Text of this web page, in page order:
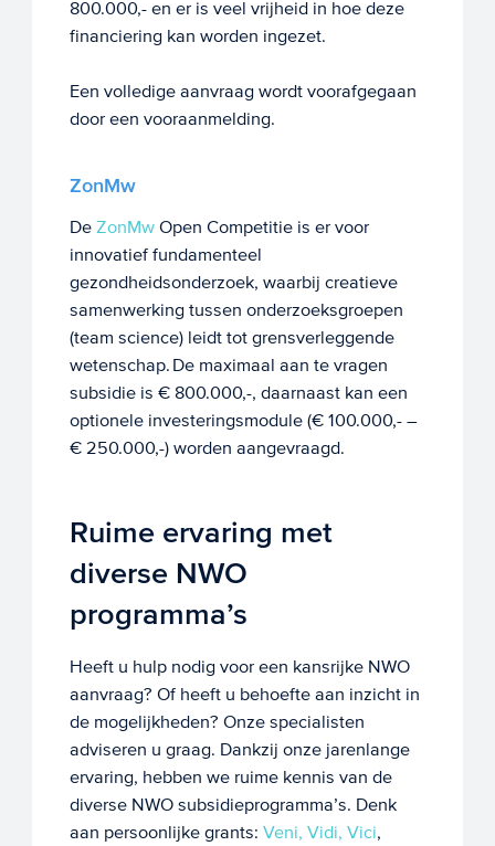
800.000,- en er is veel vrijheid in hoe deze
financiering kan worden ingezet.
Een volledige aanvraag wordt voorafgegaan
door een vooraanmelding.
ZonMw
De ZonMwOpen Competitie is er voor
innovatief fundamenteel
gezondheidsonderzoek, waarbij creatieve
samenwerking tussen onderzoeksgroepen
(team science) leidt tot grensverleggende
wetenschap. De maximaal aan te vragen
subsidie is € 800.000,-, daarnaast kan een
optionele investeringsmodule (€ 100.000,- –
€ 250.000,-) worden aangevraagd.
Ruime ervaring met
diverse NWO
programma’s
Heeft u hulp nodig voor een kansrijke NWO
aanvraag? Of heeft u behoefte aan inzicht in
de mogelijkheden? Onze specialisten
adviseren u graag. Dankzij onze jarenlange
ervaring, hebben we ruime kennis van de
diverse NWO subsidieprogramma’s. Denk
aan persoonlijke grants: Veni, Vidi, Vici,